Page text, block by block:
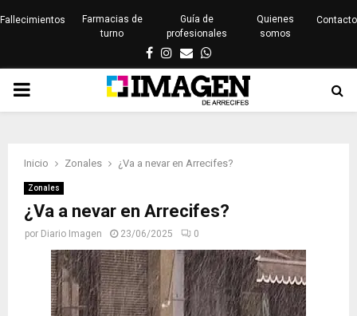
Fallecimientos
Farmacias de
turno
Guía de
profesionales
Quienes
somos
Contacto
Facebook
Instagram
EmailWhatsapp
PRIMARY
Inicio Zonales ¿Va a nevar en Arrecifes?
Zonales
¿Va a nevar en Arrecifes?
por Diario Imagen 23/06/2025 0